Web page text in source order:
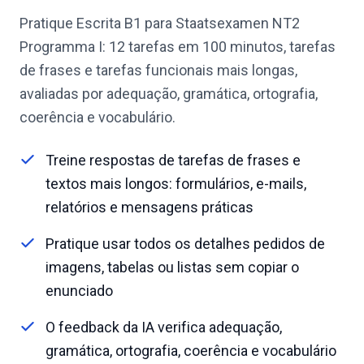
Pratique Escrita B1 para Staatsexamen NT2
Programma I: 12 tarefas em 100 minutos, tarefas
de frases e tarefas funcionais mais longas,
avaliadas por adequação, gramática, ortografia,
coerência e vocabulário.
Treine respostas de tarefas de frases e
textos mais longos: formulários, e-mails,
relatórios e mensagens práticas
Pratique usar todos os detalhes pedidos de
imagens, tabelas ou listas sem copiar o
enunciado
O feedback da IA verifica adequação,
gramática, ortografia, coerência e vocabulário